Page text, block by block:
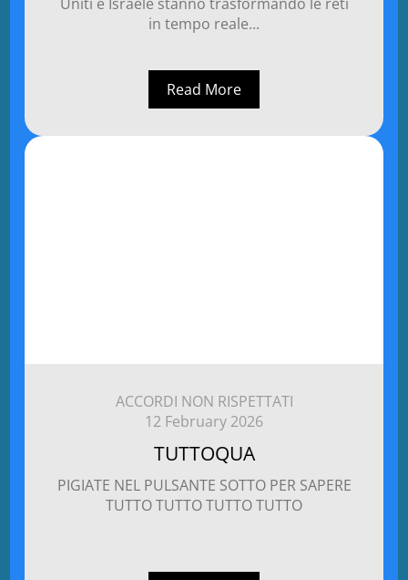
in tempo reale...
Read More
ACCORDI NON RISPETTATI
12 February 2026
TUTTOQUA
PIGIATE NEL PULSANTE SOTTO PER SAPERE
TUTTO TUTTO TUTTO TUTTO